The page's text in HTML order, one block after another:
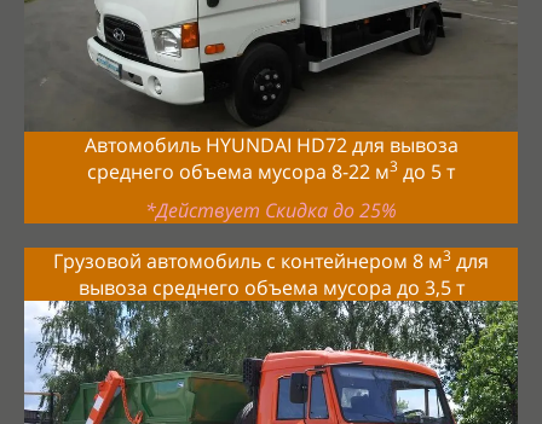
Автомобиль HYUNDAI HD72 для вывоза
среднего объема мусора 8-22 м3 до 5 т
*Действует Скидка до 25%
Грузовой автомобиль с контейнером 8 м3 для
вывоза среднего объема мусора до 3,5 т